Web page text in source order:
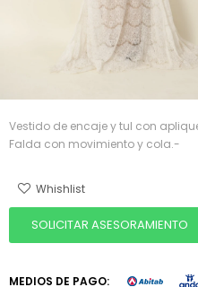
Vestido de encaje y tul con
Falda con movimiento y cola.-
SOLICITAR ASESORAMIENTO
MEDIOS DE PAGO: